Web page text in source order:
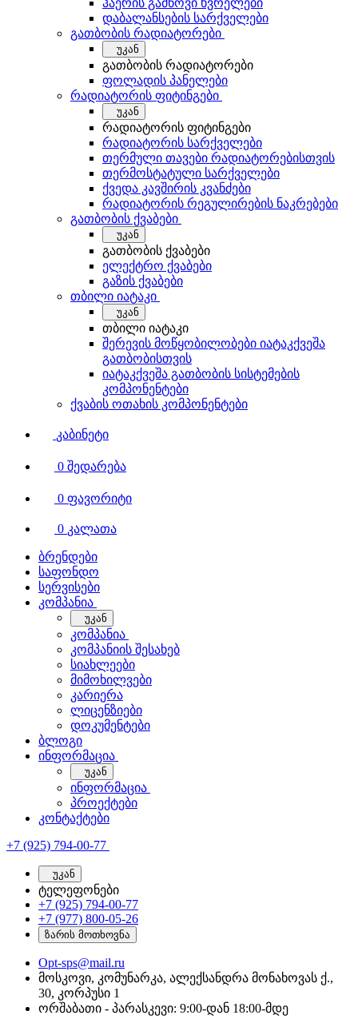
ჰაერის გამწოვი ხვრელები
დაბალანსების სარქველები
გათბობის რადიატორები
უკან
გათბობის რადიატორები
ფოლადის პანელები
რადიატორის ფიტინგები
უკან
რადიატორის ფიტინგები
რადიატორის სარქველები
თერმული თავები რადიატორებისთვის
თერმოსტატული სარქველები
ქვედა კავშირის კვანძები
რადიატორის რეგულირების ნაკრებები
გათბობის ქვაბები
უკან
გათბობის ქვაბები
ელექტრო ქვაბები
გაზის ქვაბები
თბილი იატაკი
უკან
თბილი იატაკი
შერევის მოწყობილობები იატაკქვეშა
გათბობისთვის
იატაკქვეშა გათბობის სისტემების
კომპონენტები
ქვაბის ოთახის კომპონენტები
კაბინეტი
0 შედარება
0 ფავორიტი
0 კალათა
ბრენდები
საფონდო
სერვისები
კომპანია
უკან
კომპანია
კომპანიის შესახებ
სიახლეები
მიმოხილვები
კარიერა
ლიცენზიები
დოკუმენტები
ბლოგი
ინფორმაცია
უკან
ინფორმაცია
პროექტები
კონტაქტები
+7 (925) 794-00-77
უკან
ტელეფონები
+7 (925) 794-00-77
+7 (977) 800-05-26
ზარის მოთხოვნა
Opt-sps@mail.ru
მოსკოვი, კომუნარკა, ალექსანდრა მონახოვას ქ.,
30, კორპუსი 1
ორშაბათი - პარასკევი: 9:00-დან 18:00-მდე